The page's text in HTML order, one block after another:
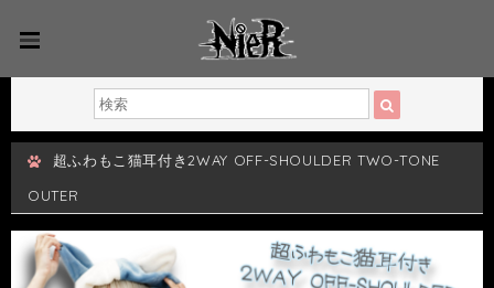
超ふわもこ猫耳付き2WAY OFF-SHOULDER TWO-TONE
OUTER